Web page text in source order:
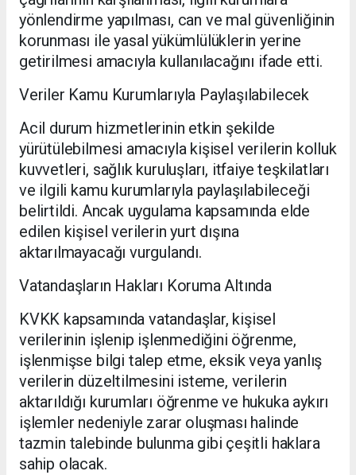
yönlendirme yapılması, can ve mal güvenliğinin
korunması ile yasal yükümlülüklerin yerine
getirilmesi amacıyla kullanılacağını ifade etti.
Veriler Kamu Kurumlarıyla Paylaşılabilecek
Acil durum hizmetlerinin etkin şekilde
yürütülebilmesi amacıyla kişisel verilerin kolluk
kuvvetleri, sağlık kuruluşları, itfaiye teşkilatları
ve ilgili kamu kurumlarıyla paylaşılabileceği
belirtildi. Ancak uygulama kapsamında elde
edilen kişisel verilerin yurt dışına
aktarılmayacağı vurgulandı.
Vatandaşların Hakları Koruma Altında
KVKK kapsamında vatandaşlar, kişisel
verilerinin işlenip işlenmediğini öğrenme,
işlenmişse bilgi talep etme, eksik veya yanlış
verilerin düzeltilmesini isteme, verilerin
aktarıldığı kurumları öğrenme ve hukuka aykırı
işlemler nedeniyle zarar oluşması halinde
tazmin talebinde bulunma gibi çeşitli haklara
sahip olacak.